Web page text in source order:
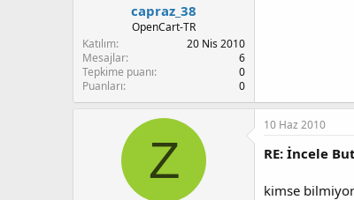
capraz_38
OpenCart-TR
Katılım
20 Nis 2010
Mesajlar
6
Tepkime puanı
0
Puanları
0
Z
10 Haz 2010
RE: İncele
kimse